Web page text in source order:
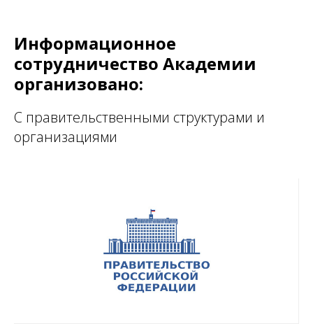
Информационное
сотрудничество Академии
организовано:
С правительственными структурами и
организациями